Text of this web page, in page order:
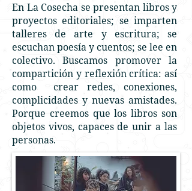
En La Cosecha se presentan libros y
proyectos editoriales; se imparten
talleres de arte y escritura; se
escuchan poesía y cuentos; se lee en
colectivo. Buscamos promover la
compartición y reflexión crítica: así
como crear redes, conexiones,
complicidades y nuevas amistades.
Porque creemos que los libros son
objetos vivos, capaces de unir a las
personas.